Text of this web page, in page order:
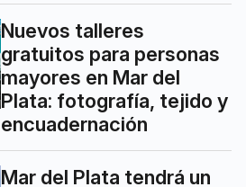
Nuevos talleres
gratuitos para personas
mayores en Mar del
Plata: fotografía, tejido y
encuadernación
Mar del Plata tendrá un